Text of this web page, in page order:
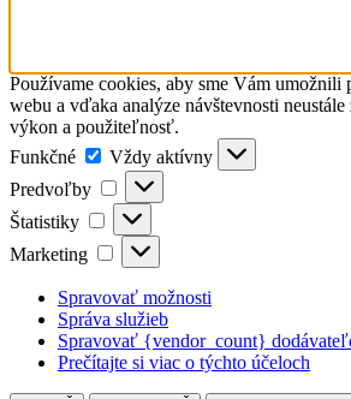
Používame cookies, aby sme Vám umožnili
webu a vďaka analýze návštevnosti
výkon a použiteľnosť.
Funkčné
Funkčné
Vždy aktívny
Predvoľby
Predvoľby
Štatistiky Štatistiky
Marketing Marketing
Spravovať možnosti
Správa služieb
Spravovať {vendor_count}
Prečítajte si viac o týchto účeloch